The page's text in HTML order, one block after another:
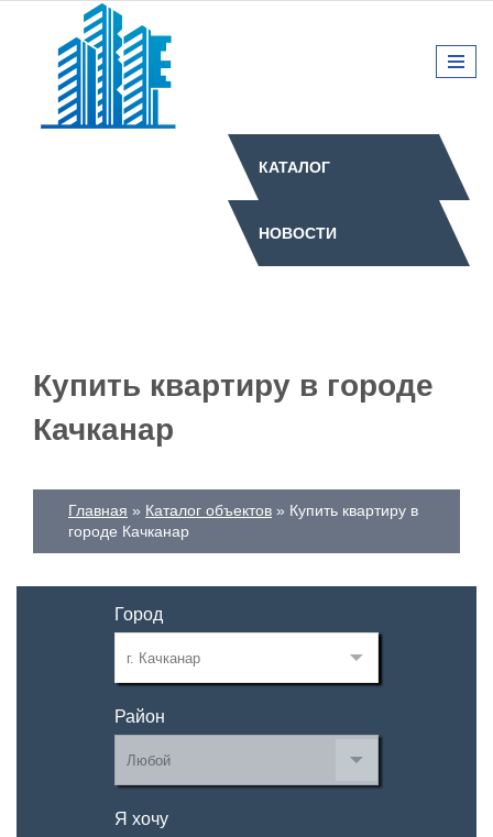
КАТАЛОГ
НОВОСТИ
Купить квартиру в городе
Качканар
Главная Каталог объектов
Купить квартиру в
городе Качканар
Город
Район
Я хочу